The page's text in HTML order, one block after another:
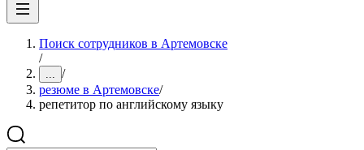
Поиск сотрудников в Артемовске
/
... /
резюме в Артемовске/
репетитор по английскому языку